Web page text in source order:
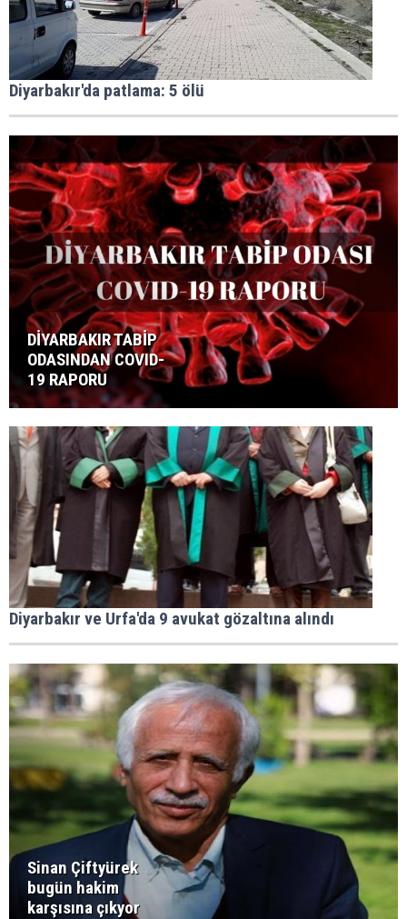
Diyarbakır'da patlama: 5 ölü
DİYARBAKIR TABİP
ODASINDAN COVID-
19 RAPORU
Diyarbakır ve Urfa'da 9 avukat gözaltına alındı
Sinan Çiftyürek
bugün hakim
karşısına çıkyor